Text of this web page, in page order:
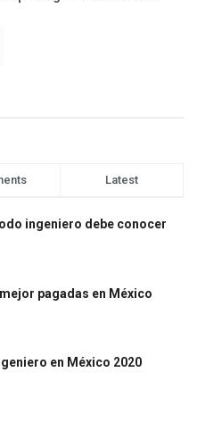
Latest
ingeniero debe conocer
pagadas en México
en México 2020